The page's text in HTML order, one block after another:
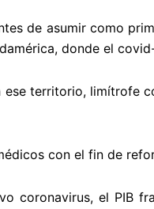
de asumir como
donde el
territorio, limítrofe
con el fin de
coronavirus, el PIB